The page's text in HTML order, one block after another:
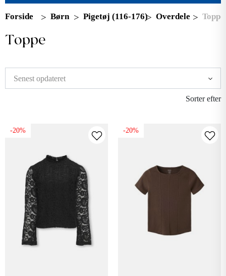
Forside Børn Pigetøj (116-176) Overdele Toppe
Toppe
Sorter efter
-20% -20%